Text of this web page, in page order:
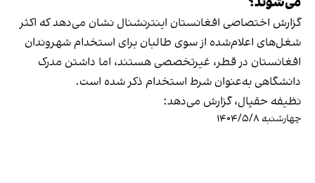
گزارش اختصاصی افغانستان اینترنشنال نشان می‌دهد که اکثر
شغل‌های اعلام‌شده از سوی طالبان برای استخدام شهروندان
افغانستان در قطر، غیرتخصصی هستند، اما داشتن مدرک
دانشگاهی به‌عنوان شرط استخدام ذکر شده است.
نظیفه حقپال، گزارش می‌دهد:
چهارشنبه ۱۴۰۴/۵/۸